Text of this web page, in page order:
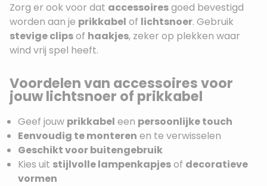
Zorg er ook voor dat accessoiresgoed bevestigd
worden aan je prikkabel of lichtsnoer. Gebruik
stevige clipsof haakjes, zeker op plekken waar
wind vrij spel heeft.
Voordelen van accessoires voor
jouw lichtsnoer of prikkabel
Geef jouw prikkabel een persoonlijke touch
Eenvoudig te monteren en te verwisselen
Geschikt voor buitengebruik
Kies uit stijlvolle lampenkapjesof decoratieve
vormen